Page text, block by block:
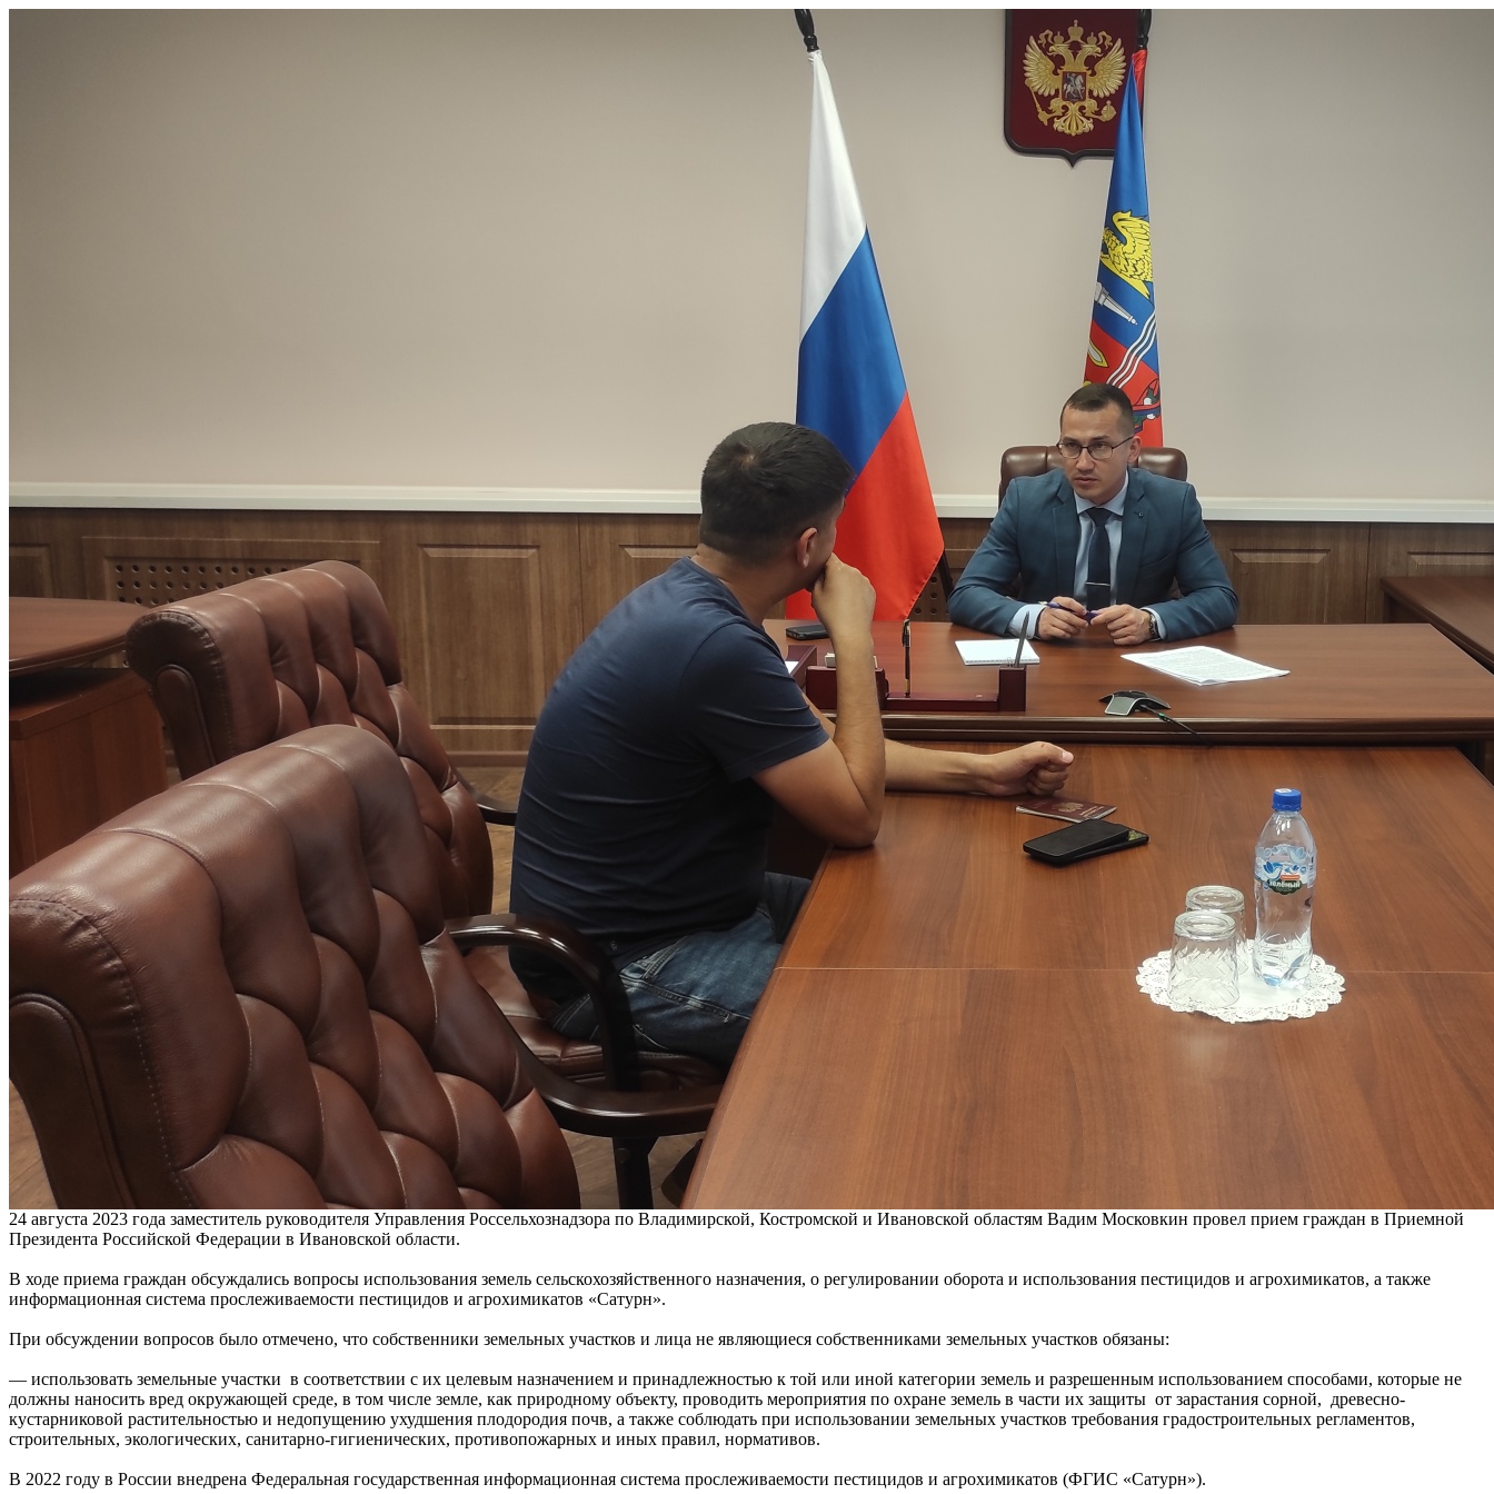
24 августа 2023 года заместитель руководителя Управления Россельхознадзора по Владимирской, Костромской и Ивановской областям Вадим Московкин провел прием граждан в Приемной
Президента Российской Федерации в Ивановской области.
В ходе приема граждан обсуждались вопросы использования земель сельскохозяйственного назначения, о регулировании оборота и использования пестицидов и агрохимикатов, а также
информационная система прослеживаемости пестицидов и агрохимикатов «Сатурн».
При обсуждении вопросов было отмечено, что собственники земельных участков и лица не являющиеся собственниками земельных участков обязаны:
— использовать земельные участки в соответствии с их целевым назначением и принадлежностью к той или иной категории земель и разрешенным использованием способами, которые не
должны наносить вред окружающей среде, в том числе земле, как природному объекту, проводить мероприятия по охране земель в части их защиты от зарастания сорной, древесно-
кустарниковой растительностью и недопущению ухудшения плодородия почв, а также соблюдать при использовании земельных участков требования градостроительных регламентов,
строительных, экологических, санитарно-гигиенических, противопожарных и иных правил, нормативов.
В 2022 году в России внедрена Федеральная государственная информационная система прослеживаемости пестицидов и агрохимикатов (ФГИС «Сатурн»).